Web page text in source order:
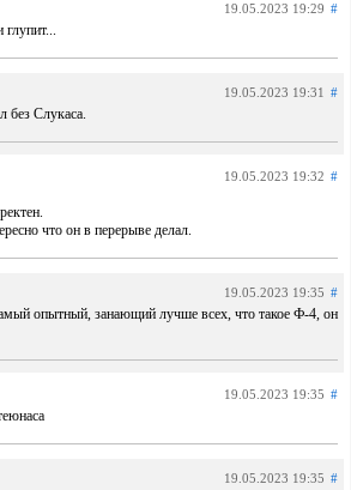
19.05.2023 19:29 #
глупит...
19.05.2023 19:31 #
без Слукаса.
19.05.2023 19:32 #
что он в перерыве делал.
19.05.2023 19:35 #
опытный, занающий лучше всех, что такое Ф-4, он
19.05.2023 19:35 #
19.05.2023 19:35 #